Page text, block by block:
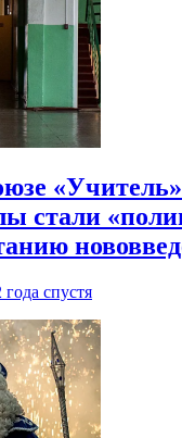
стали
года спустя